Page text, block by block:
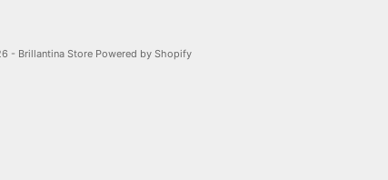
- Brillantina Store Powered by Shopify